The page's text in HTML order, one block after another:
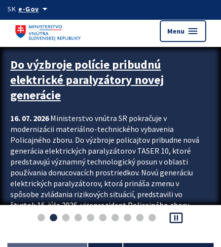
Preskocit na hlavný obsah
SK e-Govarrow_drop_down
Menu menu
Zastavit automatický posun upútavok
Do výzbroje polície pribudnú
elektrické paralyzátory novej
generácie
16. 07. 2026Ministerstvo vnútra SR pokračuje v
modernizácii materiálno-technického vybavenia
Policajného zboru. Do výzbroje policajtov pribudne nová
generácia elektrických paralyzátorov TASER 10, ktoré
predstavujú významný technologický posun v oblasti
používania donucovacích prostriedkov. Novú generáciu
elektrických paralyzátorov, ktorá prináša zmenu v
spôsobe zvládania rizikových situácií, predstavili vo
štvrtok 16. júla 2026 viceprezident Policajného zboru
Rastislav Polakovič a riaditeľ odboru výcviku...
pause_presentation